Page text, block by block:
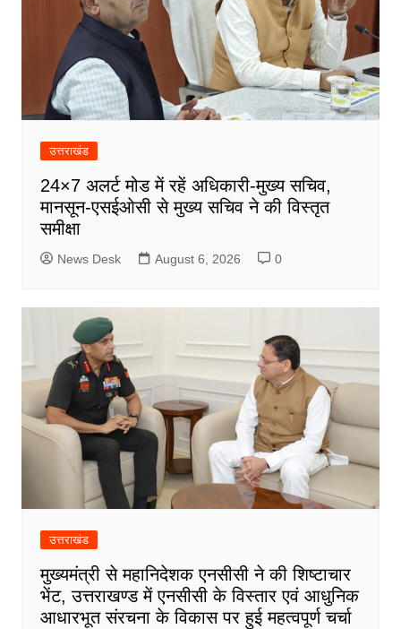
उत्तराखंड
24×7 अलर्ट मोड में रहें अधिकारी-मुख्य सचिव,
मानसून-एसईओसी से मुख्य सचिव ने की विस्तृत
समीक्षा
News Desk August 6, 2026 0
उत्तराखंड
मुख्यमंत्री से महानिदेशक एनसीसी ने की शिष्टाचार
भेंट, उत्तराखण्ड में एनसीसी के विस्तार एवं आधुनिक
आधारभूत संरचना के विकास पर हुई महत्वपूर्ण चर्चा